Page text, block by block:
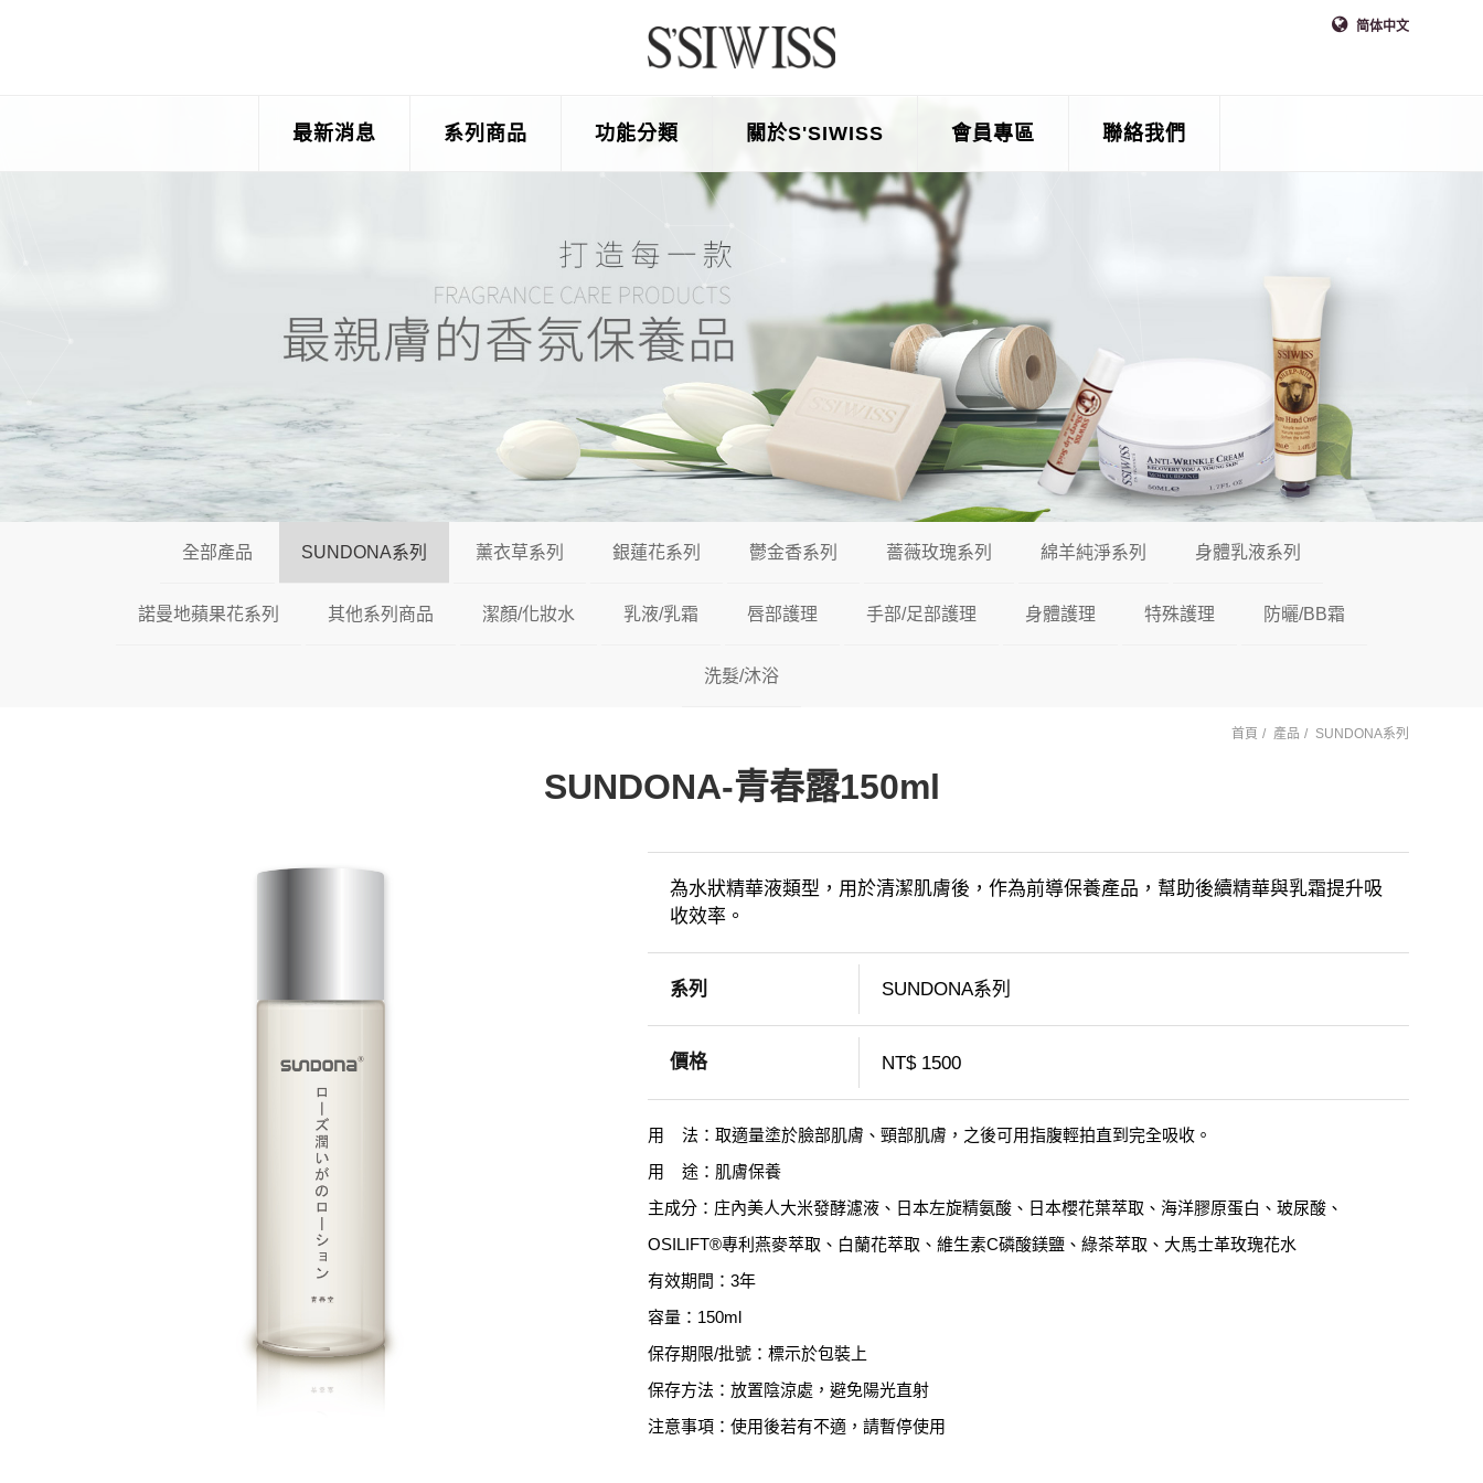
简体中文
最新消息 系列商品 功能分類 關於S'SIWISS 會員專區 聯絡我們
全部產品 SUNDONA系列 薰衣草系列 銀蓮花系列 鬱金香系列 薔薇玫瑰系列 綿羊純淨系列 身體乳液系列
諾曼地蘋果花系列 其他系列商品 潔顏/化妝水 乳液/乳霜 唇部護理 手部/足部護理 身體護理 特殊護理 防曬/BB霜
洗髮/沐浴
首頁 產品 SUNDONA系列
SUNDONA-青春露150ml
為水狀精華液類型，用於清潔肌膚後，作為前導保養產品，幫助後續精華與乳霜提升吸
收效率。
系列 SUNDONA系列
價格 NT$ 1500
用 法：取適量塗於臉部肌膚、頸部肌膚，之後可用指腹輕拍直到完全吸收。
用 途：肌膚保養
主成分：庄內美人大米發酵濾液、日本左旋精氨酸、日本櫻花葉萃取、海洋膠原蛋白、玻尿酸、
OSILIFT®專利燕麥萃取、白蘭花萃取、維生素C磷酸鎂鹽、綠茶萃取、大馬士革玫瑰花水
有效期間：3年
容量：150ml
保存期限/批號：標示於包裝上
保存方法：放置陰涼處，避免陽光直射
注意事項：使用後若有不適，請暫停使用